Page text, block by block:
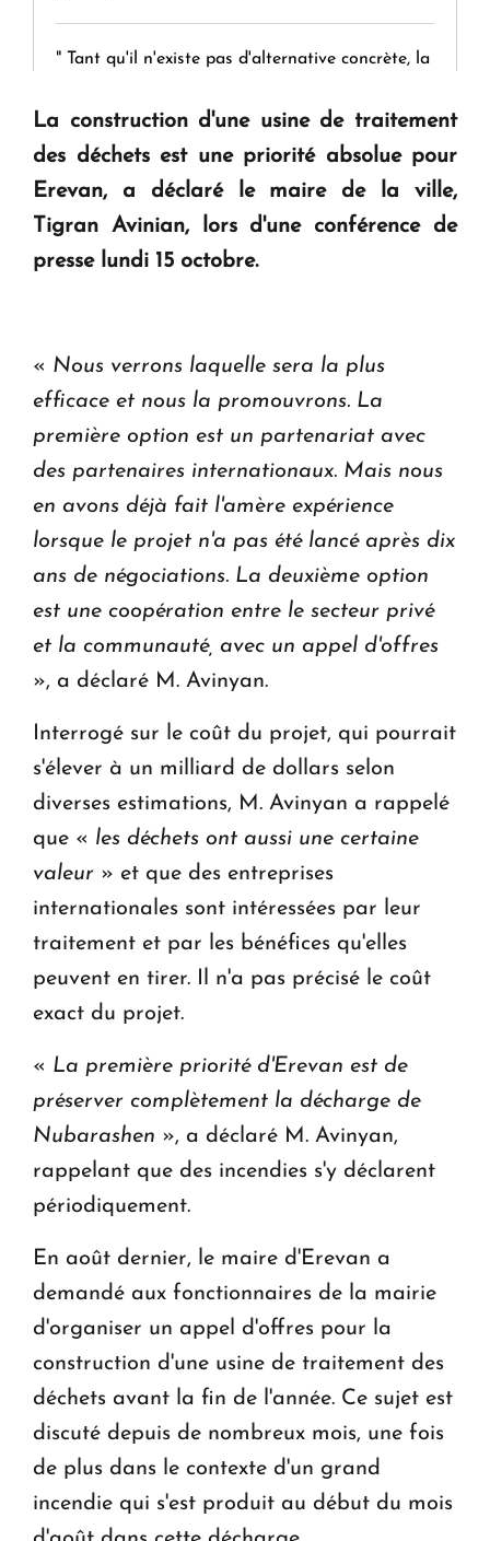
" Tant qu'il n'existe pas d'alternative concrète, la
KASA : 30 ans d'audace, de résilience et d'avenir
en Arménie
Le premier hôtel Hyatt Regency d'Arménie
La construction d'une usine de traitement
des déchets est une priorité absolue pour
Erevan, a déclaré le maire de la ville,
Tigran Avinian, lors d'une conférence de
presse lundi 15 octobre.
« Nous verrons laquelle sera la plus
efficace et nous la promouvrons. La
première option est un partenariat avec
des partenaires internationaux. Mais nous
en avons déjà fait l'amère expérience
lorsque le projet n'a pas été lancé après dix
ans de négociations. La deuxième option
est une coopération entre le secteur privé
et la communauté, avec un appel d'offres
», a déclaré M. Avinyan.
Interrogé sur le coût du projet, qui pourrait
s'élever à un milliard de dollars selon
diverses estimations, M. Avinyan a rappelé
que « les déchets ont aussi une certaine
valeur » et que des entreprises
internationales sont intéressées par leur
traitement et par les bénéfices qu'elles
peuvent en tirer. Il n'a pas précisé le coût
exact du projet.
« La première priorité d'Erevan est de
préserver complètement la décharge de
Nubarashen », a déclaré M. Avinyan,
rappelant que des incendies s'y déclarent
périodiquement.
En août dernier, le maire d'Erevan a
demandé aux fonctionnaires de la mairie
d'organiser un appel d'offres pour la
construction d'une usine de traitement des
déchets avant la fin de l'année. Ce sujet est
discuté depuis de nombreux mois, une fois
de plus dans le contexte d'un grand
incendie qui s'est produit au début du mois